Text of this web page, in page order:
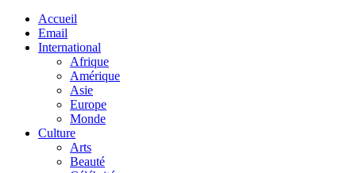
Accueil
Email
International
Afrique
Amérique
Asie
Europe
Monde
Culture
Arts
Beauté